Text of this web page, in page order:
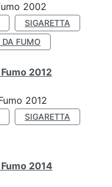
2002
SIGARETTA
DA FUMO
2012
2012
SIGARETTA
2014